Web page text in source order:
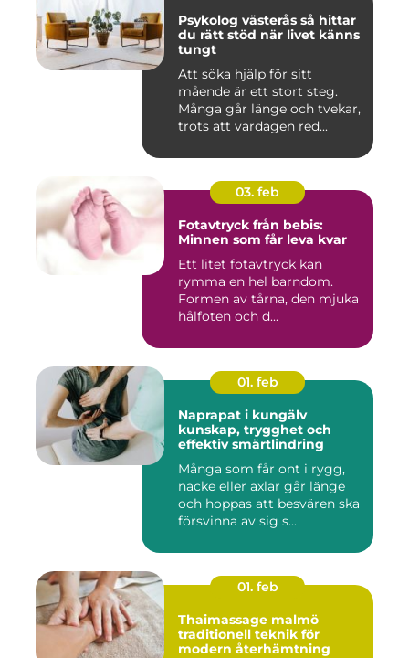
Psykolog västerås så hittar
du rätt stöd när livet känns
tungt
Att söka hjälp för sitt
mående är ett stort steg.
Många går länge och tvekar,
trots att vardagen red...
03. feb
Fotavtryck från bebis:
Minnen som får leva kvar
Ett litet fotavtryck kan
rymma en hel barndom.
Formen av tårna, den mjuka
hålfoten och d...
01. feb
Naprapat i kungälv
kunskap, trygghet och
effektiv smärtlindring
Många som får ont i rygg,
nacke eller axlar går länge
och hoppas att besvären ska
försvinna av sig s...
01. feb
Thaimassage malmö
traditionell teknik för
modern återhämtning